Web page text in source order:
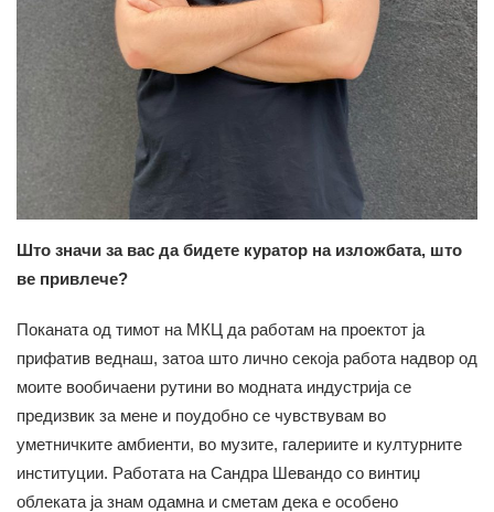
Што значи за вас да бидете куратор на изложбата, што
ве привлече?
Поканата од тимот на МКЦ да работам на проектот ја
прифатив веднаш, затоа што лично секоја работа надвор од
моите вообичаени рутини во модната индустрија се
предизвик за мене и поудобно се чувствувам во
уметничките амбиенти, во музите, галериите и културните
институции. Работата на Сандра Шевандо со винтиџ
облеката ја знам одамна и сметам дека е особено